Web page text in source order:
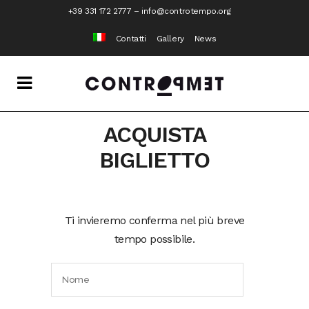
+39 331 172 2777 – info@controtempo.org
Contatti Gallery News
ACQUISTA
BIGLIETTO
Ti invieremo conferma nel più breve
tempo possibile.